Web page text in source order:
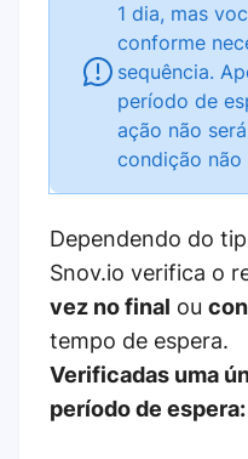
1 dia, mas
conforme
sequência.
período de
ação não
condição não
Dependendo do
Snov.io verifica o
vez no final ou
tempo de espera.
Verificadas uma
período de espera: